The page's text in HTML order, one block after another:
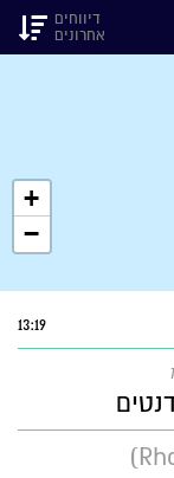
דיווחים
אחרונים
+
−
13:19